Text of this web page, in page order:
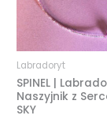
Labradoryt
SPINEL |
Naszyjnik z
SKY